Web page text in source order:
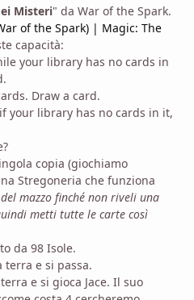
Misteri" da War of the Spark.
of the Spark) | Magic: The
capacità:
your library has no cards in
Draw a card.
your library has no cards in it,
copia (giochiamo
Stregoneria che funziona
mazzo finché non riveli una
metti tutte le carte così
da 98 Isole.
e si passa.
e si gioca Jace. Il suo